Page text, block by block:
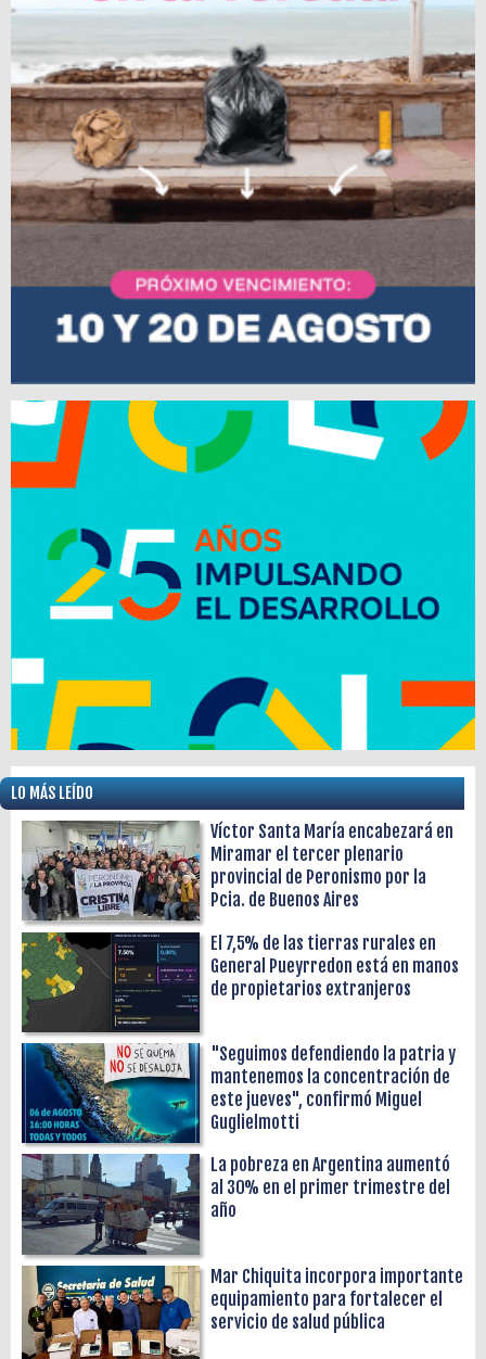
LO MÁS LEÍDO
Víctor Santa María encabezará en
Miramar el tercer plenario
provincial de Peronismo por la
Pcia. de Buenos Aires
El 7,5% de las tierras rurales en
General Pueyrredon está en manos
de propietarios extranjeros
"Seguimos defendiendo la patria y
mantenemos la concentración de
este jueves", confirmó Miguel
Guglielmotti
La pobreza en Argentina aumentó
al 30% en el primer trimestre del
año
Mar Chiquita incorpora importante
equipamiento para fortalecer el
servicio de salud pública